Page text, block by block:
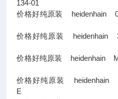
134-01
价格好纯原装 heidenhain
价格好纯原装 heidenhain
价格好纯原装
价格好纯原装 heidenhain
E